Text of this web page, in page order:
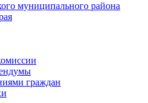
муниципального района
граждан